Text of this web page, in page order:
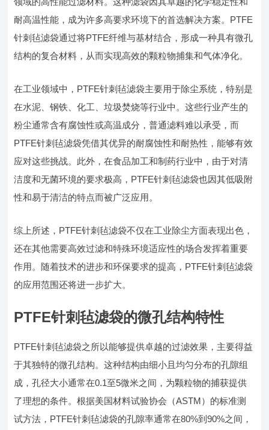
耐高温性能，成为许多高要求环境下的首选解决方案。PTFE
针刺毡滤袋通过将PTFE纤维与基材结合，形成一种具有微孔
结构的复合材料，从而实现高效的颗粒物捕集和气体净化。
在工业领域中，PTFE针刺毡滤袋主要用于除尘系统，特别是
在水泥、钢铁、化工、垃圾焚烧等行业中。这些行业产生的
粉尘通常含有腐蚀性或高温成分，普通滤料难以承受，而
PTFE针刺毡滤袋凭借其优异的耐腐蚀性和耐热性，能够有效
应对这些挑战。此外，在食品加工和制药行业中，由于对清
洁度和无菌环境的要求极高，PTFE针刺毡滤袋也因其低吸附
性和易于清洁的特点而被广泛应用。
综上所述，PTFE针刺毡滤袋不仅在工业除尘方面表现出色，
还在其他需要高效过滤和特殊环境适应性的场合发挥着重要
作用。随着技术的进步和环保要求的提高，PTFE针刺毡滤袋
的应用范围还将进一步扩大。
PTFE针刺毡滤袋的微孔结构特性
PTFE针刺毡滤袋之所以能够提供卓越的过滤效果，主要得益
于其独特的微孔结构。这种结构由细小且均匀分布的孔隙组
成，孔径大小通常在0.1至5微米之间，为颗粒物的捕获提供
了理想的条件。根据美国材料试验协会（ASTM）的标准测
试方法，PTFE针刺毡滤袋的孔隙率通常在80%到90%之间，